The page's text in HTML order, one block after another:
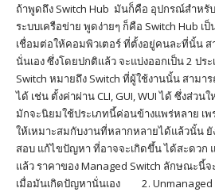
ถ้าพูดถึง Switch Hub มันก็คือ อุปกรณ์สำห
ระบบเครือข่าย พูดง่ายๆ ก็คือ Switch Hub
เชื่อมต่อให้คอมพิวเตอร์ ที่ตั้งอยู่คนละที่นั้น
นั่นเอง ซึ่งโดยปกติแล้ว จะแบ่งออกเป็น 2 ป
Switch หมายถึง Switch ที่ผู้ใช้งานนั้น สามา
ได้ เช่น ตั้งค่าผ่าน CLI, GUI, WUI ได้ ซึ่งส่ว
มักจะนิยมใช้ประเภทนี้ค่อนข้างแพร่หลาย เ
ให้เหมาะสมกับงานที่หลากหลายได้แล้วนั้น ยั
สอบ แก้ไขปัญหา ที่อาจจะเกิดขึ้น ได้สะดวก
แล้ว ราคาของ Managed Switch ลักษณะนี้
เมื่อมันเกิดปัญหานั่นเอง 2. Unmanaged